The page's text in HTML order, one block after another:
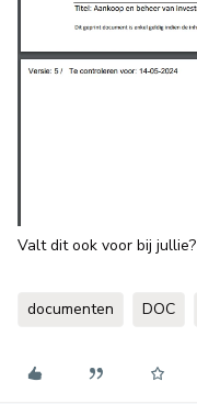
Valt dit ook voor bij jullie?
documenten DOC